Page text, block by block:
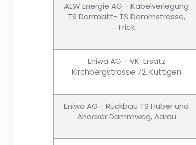
AEW Energie AG - Kabelverlegung
TS Dörrmatt- TS Dammstrasse,
Frick
Eniwa AG - VK-Ersatz
Kirchbergstrasse 72, Küttigen
Eniwa AG - Rückbau TS Huber und
Anacker Dammweg, Aarau